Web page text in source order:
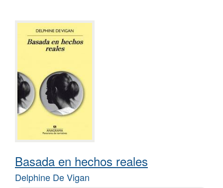
Basada en hechos reales
Delphine De Vigan